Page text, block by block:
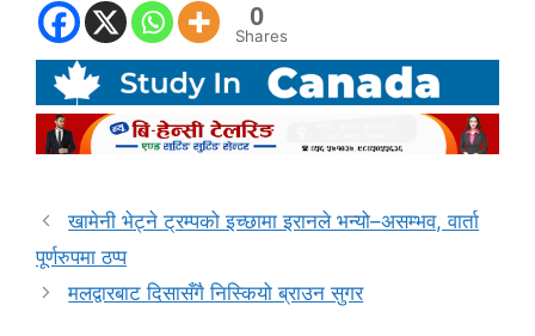
0
Shares
खामेनी भेट्ने ट्रम्पको इच्छामा इरानले भन्यो–असम्भव, वार्ता
पूर्णरुपमा ठप्प
मलद्वारबाट दिसासँगै निस्कियो ब्राउन सुगर